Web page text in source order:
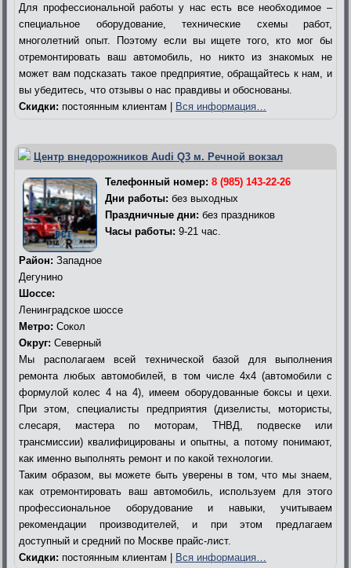
Для профессиональной работы у нас есть все необходимое –
специальное оборудование, технические схемы работ,
многолетний опыт. Поэтому если вы ищете того, кто мог бы
отремонтировать ваш автомобиль, но никто из знакомых не
может вам подсказать такое предприятие, обращайтесь к нам, и
вы убедитесь, что отзывы о нас правдивы и обоснованы.
Скидки: постоянным клиентам | Вся информация…
Центр внедорожников Audi Q3 м. Речной вокзал
Телефонный номер: 8 (985) 143-22-26
Дни работы: без выходных
Праздничные дни: без праздников
Часы работы: 9-21 час.
Район: Западное
Дегунино
Шоссе:
Ленинградское шоссе
Метро: Сокол
Округ: Северный
Мы располагаем всей технической базой для выполнения
ремонта любых автомобилей, в том числе 4х4 (автомобили с
формулой колес 4 на 4), имеем оборудованные боксы и цехи.
При этом, специалисты предприятия (дизелисты, мотористы,
слесаря, мастера по моторам, ТНВД, подвеске или
трансмиссии) квалифицированы и опытны, а потому понимают,
как именно выполнять ремонт и по какой технологии.
Таким образом, вы можете быть уверены в том, что мы знаем,
как отремонтировать ваш автомобиль, используем для этого
профессиональное оборудование и навыки, учитываем
рекомендации производителей, и при этом предлагаем
доступный и средний по Москве прайс-лист.
Скидки: постоянным клиентам | Вся информация…